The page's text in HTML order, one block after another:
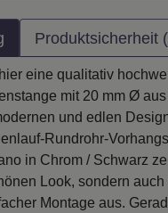
Produktsicherheit
eine qualitativ
mit 20 mm Ø
und edlen
Rundrohr-
in Chrom / Schwarz
Look, sondern
Montage aus.